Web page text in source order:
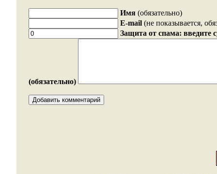
Имя (обязательно)
E-mail (не показывается,
Защита от спама: введите
(обязательно)